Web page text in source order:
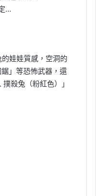
…
娃娃質感，空洞的
」等恐怖武器，還
殺兔（粉紅色）」